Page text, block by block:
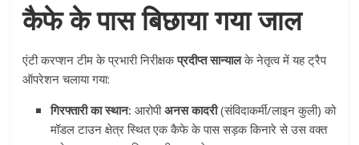
कैफे के पास बिछाया गया जाल
एंटी करप्शन टीम के प्रभारी निरीक्षकप्रदीप्त सान्यालके नेतृत्व में यह ट्रैप
ऑपरेशन चलाया गया:
गिरफ्तारी का स्थान: आरोपीअनस कादरी(संविदाकर्मी/लाइन कुली) को
मॉडल टाउन क्षेत्र स्थित एक कैफे के पास सड़क किनारे से उस वक्त